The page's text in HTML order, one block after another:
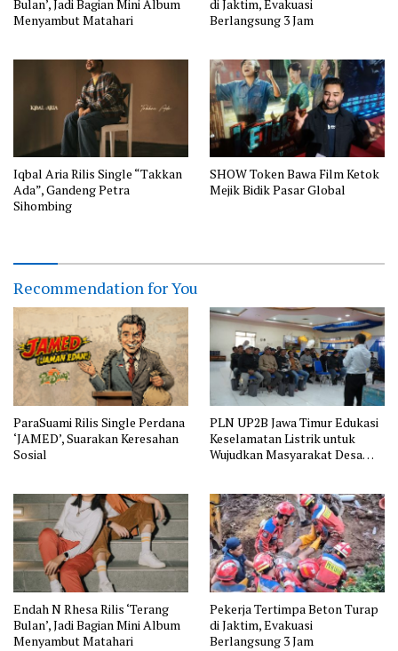
Bulan’, Jadi Bagian Mini Album
Menyambut Matahari
di Jaktim, Evakuasi
Berlangsung 3 Jam
Iqbal Aria Rilis Single “Takkan
Ada”, Gandeng Petra
Sihombing
SHOW Token Bawa Film Ketok
Mejik Bidik Pasar Global
Recommendation for You
ParaSuami Rilis Single Perdana
‘JAMED’, Suarakan Keresahan
Sosial
PLN UP2B Jawa Timur Edukasi
Keselamatan Listrik untuk
Wujudkan Masyarakat Desa
Endah N Rhesa Rilis ‘Terang
Bulan’, Jadi Bagian Mini Album
Menyambut Matahari
Pekerja Tertimpa Beton Turap
di Jaktim, Evakuasi
Berlangsung 3 Jam